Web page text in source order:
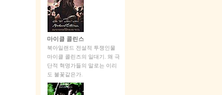
마이클 콜린스
북아일랜드 전설적 투쟁인물
마이클 콜린즈의 일대기. 왜 극
단적 혁명가들의 말로는 이리
도 불꽃같은가.